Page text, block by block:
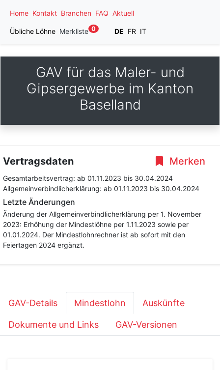
Home Kontakt Branchen FAQ Aktuell
Übliche Löhne Merkliste 0 DE FR IT
GAV für das Maler- und
Gipsergewerbe im Kanton
Baselland
Merken
Vertragsdaten
Gesamtarbeitsvertrag: ab 01.11.2023 bis 30.04.2024
Allgemeinverbindlicherklärung: ab 01.11.2023 bis 30.04.2024
Letzte Änderungen
Änderung der Allgemeinverbindlicherklärung per 1. November
2023: Erhöhung der Mindestlöhne per 1.11.2023 sowie per
01.01.2024. Der Mindestlohnrechner ist ab sofort mit den
Feiertagen 2024 ergänzt.
GAV-Details Mindestlohn Auskünfte
Dokumente und Links GAV-Versionen